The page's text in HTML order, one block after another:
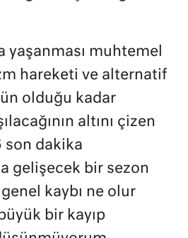
yaşanması muhtemel
hareketi ve alternatif
olduğu kadar
altını çizen
son dakika
gelişecek bir sezon
kaybı ne olur
bir kayıp